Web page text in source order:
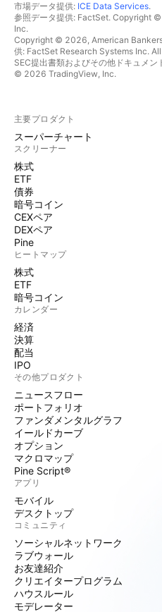
市場データ提供: ICE Data Services.
参照データ提供: FactSet. Copyright
Inc.
Copyright © 2026, American
供: FactSet Research Systems Inc.
SEC提出書類およびその他ドキュメン
© 2026 TradingView, Inc.
主要プロダクト
スーパーチャート
スクリーナー
株式
ETF
債券
暗号コイン
CEXペア
DEXペア
Pine
ヒートマップ
株式
ETF
暗号コイン
カレンダー
経済
決算
配当
IPO
その他プロダクト
ニュースフロー
ポートフォリオ
ファンダメンタルグラフ
イールドカーブ
オプション
マクロマップ
Pine Script®
アプリ
モバイル
デスクトップ
コミュニティ
ソーシャルネットワーク
ラブウォール
お友達紹介
クリエイタープログラム
ハウスルール
モデレーター